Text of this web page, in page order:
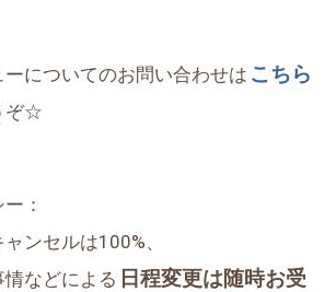
についてのお問い合わせは こちら
ぞ☆
：
ンセルは100%、
情などによる 日程変更は随時お受